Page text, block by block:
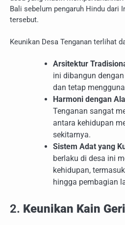
Bali sebelum pengaruh Hindu dari
tersebut.
Keunikan Desa Tenganan terlihat
Arsitektur
ini dibangun
dan tetap
Harmoni dengan
Tenganan sangat
antara kehidupan
sekitarnya.
Sistem Adat yang
berlaku di desa ini
kehidupan,
hingga pembagian
2. Keunikan Kain